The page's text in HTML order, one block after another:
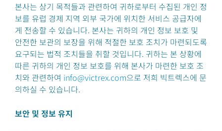
본사는 상기 목적들과 관련하여 귀하로부터 수집된 개인 정
보를 유럽 경제 지역 외부 국가에 위치한 서비스 공급자에
게 전송할 수 있습니다. 본사는 귀하의 개인 정보 보호 및
안전한 보관의 보장을 위해 적절한 보호 조치가 마련되도록
요구되는 법적 조치들을 취할 것입니다. 귀하는 본 상황에
따른 귀하의 개인 정보 보호를 위해 본사가 마련한 보호 조
치와 관련하여 info@victrex.com으로 저희 빅트렉스에 문
의하실 수 있습니다.
보안 및 정보 유지